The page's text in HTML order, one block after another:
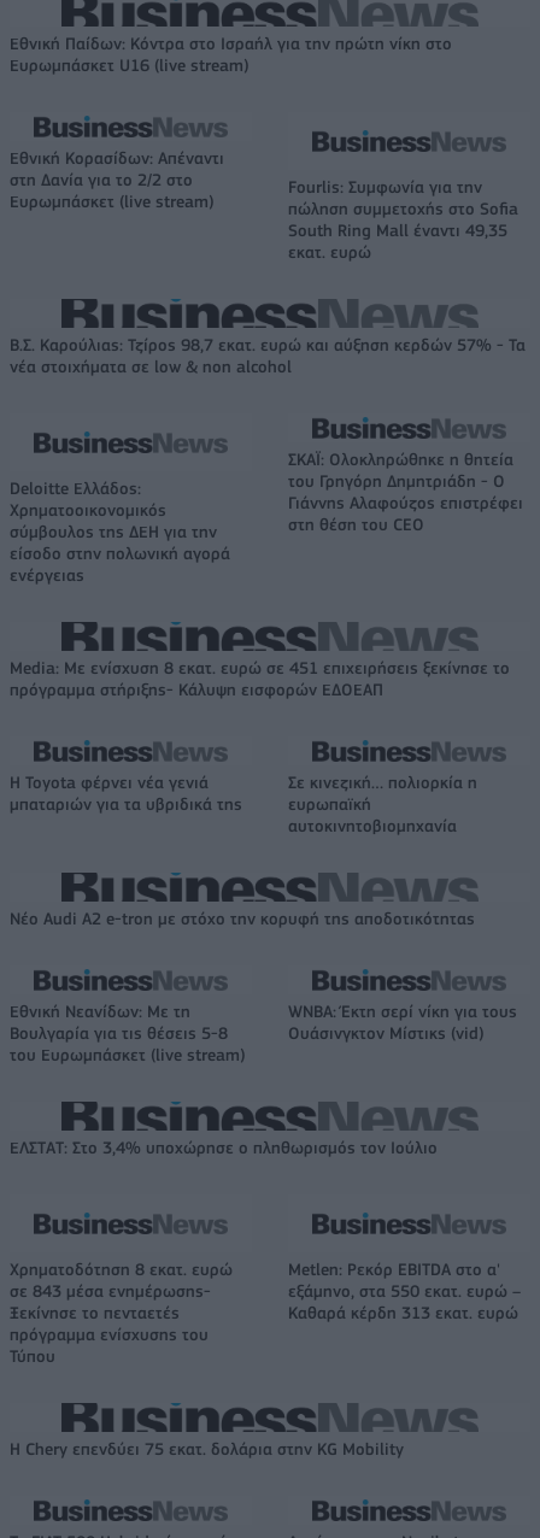
Εθνική Παίδων: Κόντρα στο Ισραήλ για την πρώτη νίκη στο
Ευρωμπάσκετ U16 (live stream)
Εθνική Κορασίδων: Απέναντι
στη Δανία για το 2/2 στο
Ευρωμπάσκετ (live stream)
Fourlis: Συμφωνία για την
πώληση συμμετοχής στο Sofia
South Ring Mall έναντι 49,35
εκατ. ευρώ
Β.Σ. Καρούλιας: Τζίρος 98,7 εκατ. ευρώ και αύξηση κερδών 57% - Τα
νέα στοιχήματα σε low & non alcohol
Deloitte Ελλάδος:
Χρηματοοικονομικός
σύμβουλος της ΔΕΗ για την
είσοδο στην πολωνική αγορά
ενέργειας
ΣΚΑΪ: Ολοκληρώθηκε η θητεία
του Γρηγόρη Δημητριάδη - Ο
Γιάννης Αλαφούζος επιστρέφει
στη θέση του CEO
Media: Με ενίσχυση 8 εκατ. ευρώ σε 451 επιχειρήσεις ξεκίνησε το
πρόγραμμα στήριξης- Κάλυψη εισφορών ΕΔΟΕΑΠ
Η Toyota φέρνει νέα γενιά
μπαταριών για τα υβριδικά της
Σε κινεζική… πολιορκία η
ευρωπαϊκή
αυτοκινητοβιομηχανία
Νέο Audi A2 e-tron με στόχο την κορυφή της αποδοτικότητας
Εθνική Νεανίδων: Με τη
Βουλγαρία για τις θέσεις 5-8
του Ευρωμπάσκετ (live stream)
WNBA: Έκτη σερί νίκη για τους
Ουάσινγκτον Μίστικς (vid)
ΕΛΣΤΑΤ: Στο 3,4% υποχώρησε ο πληθωρισμός τον Ιούλιο
Χρηματοδότηση 8 εκατ. ευρώ
σε 843 μέσα ενημέρωσης-
Ξεκίνησε το πενταετές
πρόγραμμα ενίσχυσης του
Τύπου
Metlen: Ρεκόρ EBITDA στο α'
εξάμηνο, στα 550 εκατ. ευρώ –
Καθαρά κέρδη 313 εκατ. ευρώ
Η Chery επενδύει 75 εκατ. δολάρια στην KG Mobility